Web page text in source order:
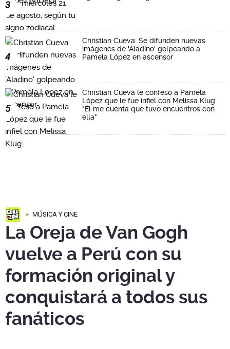
3
4
Christian Cueva: Se difunden nuevas
imágenes de 'Aladino' golpeando a
Pamela López en ascensor
5
Christian Cueva le confesó a Pamela
López que le fue infiel con Melissa Klug:
"Él me cuenta que tuvo encuentros con
ella"
MÚSICA Y CINE
La Oreja de Van Gogh
vuelve a Perú con su
formación original y
conquistará a todos sus
fanáticos